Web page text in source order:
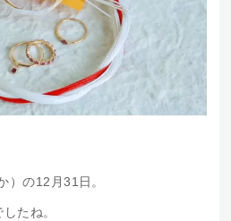
）の12月31日。
たね。